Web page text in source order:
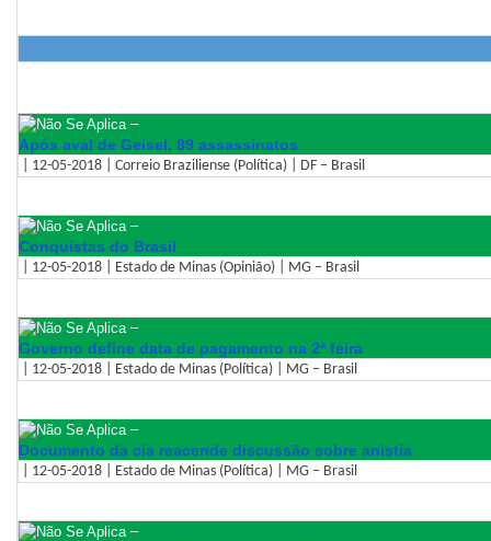
–
Após aval de Geisel, 89 assassinatos
| 12-05-2018 | Correio Braziliense (Política) | DF – Brasil
–
Conquistas do Brasil
| 12-05-2018 | Estado de Minas (Opinião) | MG – Brasil
–
Governo define data de pagamento na 2ª feira
| 12-05-2018 | Estado de Minas (Política) | MG – Brasil
–
Documento da cia reacende discussão sobre anistia
| 12-05-2018 | Estado de Minas (Política) | MG – Brasil
–